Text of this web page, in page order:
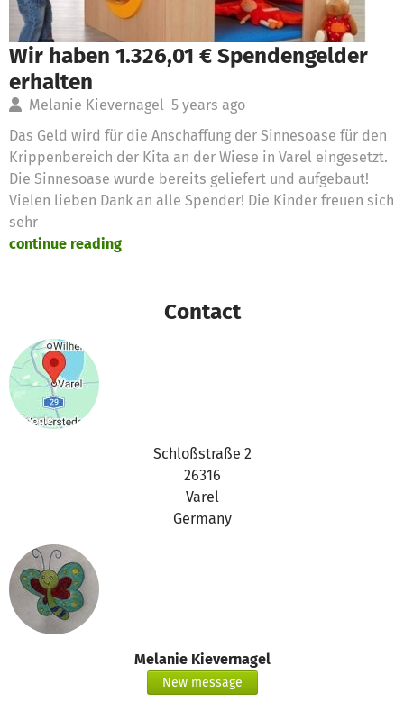
Wir haben 1.326,01 € Spendengelder
erhalten
Melanie Kievernagel 5 years ago
Das Geld wird für die Anschaffung der Sinnesoase für den
Krippenbereich der Kita an der Wiese in Varel eingesetzt.
Die Sinnesoase wurde bereits geliefert und aufgebaut!
Vielen lieben Dank an alle Spender! Die Kinder freuen sich
sehr
continue reading
Contact
Schloßstraße 2
26316
Varel
Germany
Melanie Kievernagel
New message